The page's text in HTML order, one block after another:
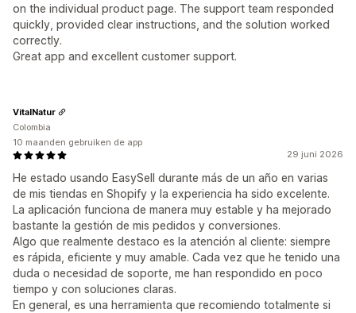
on the individual product page. The support team responded
quickly, provided clear instructions, and the solution worked
correctly.
Great app and excellent customer support.
29 juni 2026
He estado usando EasySell durante más de un año en varias
de mis tiendas en Shopify y la experiencia ha sido excelente.
La aplicación funciona de manera muy estable y ha mejorado
bastante la gestión de mis pedidos y conversiones.
Algo que realmente destaco es la atención al cliente: siempre
es rápida, eficiente y muy amable. Cada vez que he tenido una
duda o necesidad de soporte, me han respondido en poco
tiempo y con soluciones claras.
En general, es una herramienta que recomiendo totalmente si
VitalNatur
Colombia
10 maanden gebruiken de app